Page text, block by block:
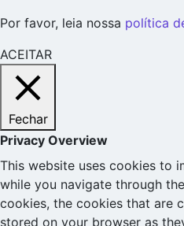
Por favor, leia nossa política
ACEITAR
Fechar
Privacy Overview
This website uses cookies to
while you navigate through
cookies, the cookies that are
stored on your browser as